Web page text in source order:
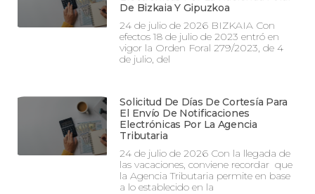
De Bizkaia Y Gipuzkoa
24 de julio de 2026 BIZKAIA Con
efectos 18 de julio de 2023 entró en
vigor la Orden Foral 279/2023, de 4
de julio, del
Solicitud De Días De Cortesía Para
El Envío De Notificaciones
Electrónicas Por La Agencia
Tributaria
24 de julio de 2026 Con la llegada de
las vacaciones, conviene recordar que
la Agencia Tributaria permite en base
a lo establecido en la